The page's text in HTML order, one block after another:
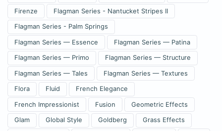
Firenze Flagman Series - Nantucket Stripes II
Flagman Series - Palm Springs
Flagman Series — Essence Flagman Series — Patina
Flagman Series — Primo Flagman Series — Structure
Flagman Series — Tales Flagman Series — Textures
Flora Fluid French Elegance
French Impressionist Fusion Geometric Effects
Glam Global Style Goldberg Grass Effects